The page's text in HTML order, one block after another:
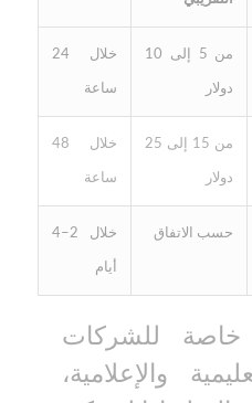
من 5 إلى 10
دولار
خلال 24
ساعة
من 15 إلى 25
دولار
خلال 48
ساعة
حسب الاتفاق خلال 2–4
أيام
للشركات
والإعلامية،